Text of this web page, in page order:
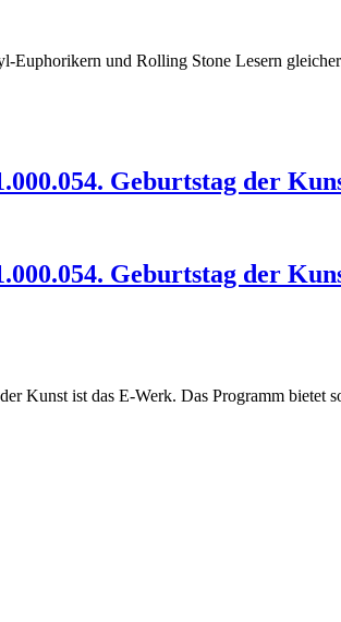
und Rolling Stone Lesern
Geburtstag der
Geburtstag der
Kunst ist das E-Werk. Das Programm bietet